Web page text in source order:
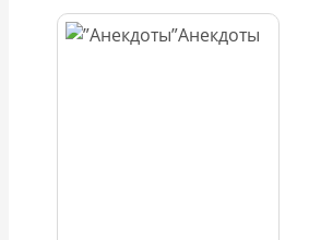
Анекдоты